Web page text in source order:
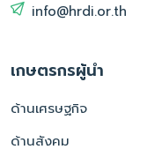
info@hrdi.or.th
เกษตรกรผู้นำ
ด้านเศรษฐกิจ
ด้านสังคม